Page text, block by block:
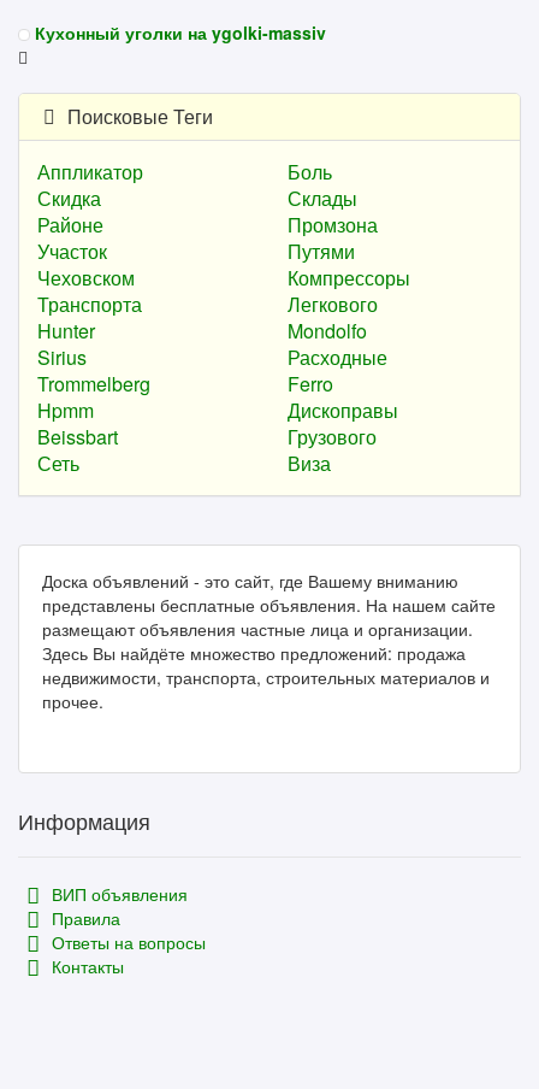
Кухонный уголки на ygolki-massiv
Поисковые Теги
Аппликатор
Боль
Скидка
Склады
Районе
Промзона
Участок
Путями
Чеховском
Компрессоры
Транспорта
Легкового
Hunter
Mondolfo
Sirius
Расходные
Trommelberg
Ferro
Hpmm
Дископравы
Beissbart
Грузового
Сеть
Виза
Доска объявлений - это сайт, где Вашему вниманию
представлены бесплатные объявления. На нашем сайте
размещают объявления частные лица и организации.
Здесь Вы найдёте множество предложений: продажа
недвижимости, транспорта, строительных материалов и
прочее.
Информация
ВИП объявления
Правила
Ответы на вопросы
Контакты